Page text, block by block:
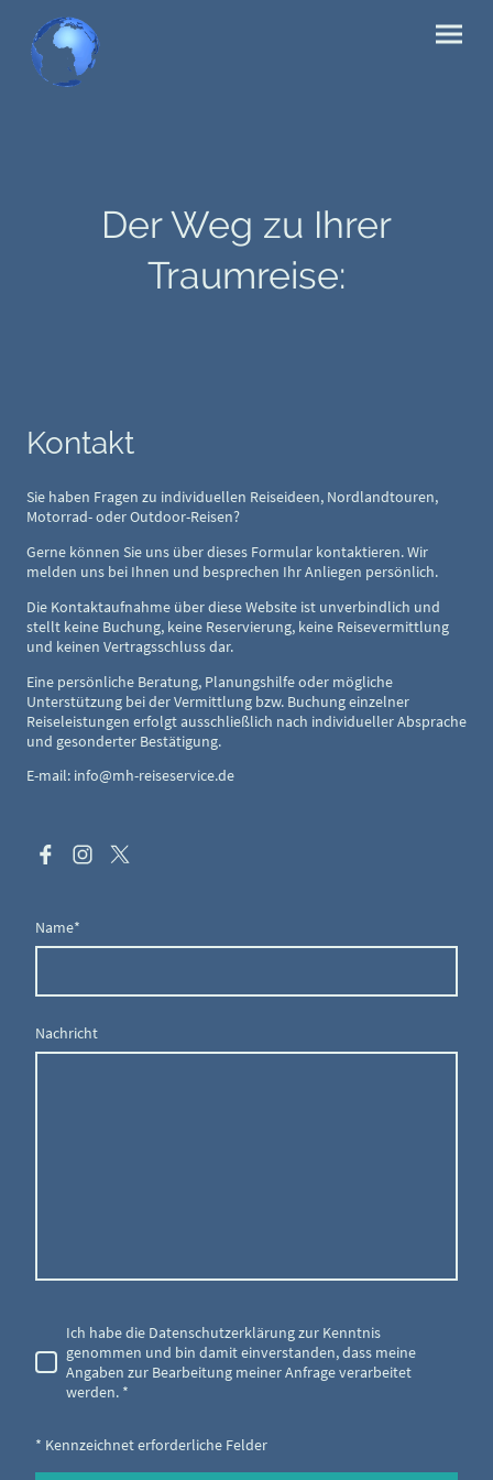
Der Weg zu Ihrer
Traumreise:
Kontakt
Sie haben Fragen zu individuellen Reiseideen, Nordlandtouren,
Motorrad- oder Outdoor-Reisen?
Gerne können Sie uns über dieses Formular kontaktieren. Wir
melden uns bei Ihnen und besprechen Ihr Anliegen persönlich.
Die Kontaktaufnahme über diese Website ist unverbindlich und
stellt keine Buchung, keine Reservierung, keine Reisevermittlung
und keinen Vertragsschluss dar.
Eine persönliche Beratung, Planungshilfe oder mögliche
Unterstützung bei der Vermittlung bzw. Buchung einzelner
Reiseleistungen erfolgt ausschließlich nach individueller Absprache
und gesonderter Bestätigung.
E-mail: info@mh-reiseservice.de
Name*
Nachricht
Ich habe die Datenschutzerklärung zur Kenntnis
genommen und bin damit einverstanden, dass meine
Angaben zur Bearbeitung meiner Anfrage verarbeitet
werden. *
* Kennzeichnet erforderliche Felder